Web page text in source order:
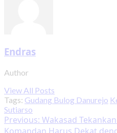
Endras
Author
View All Posts
Tags: Gudang Bulog Danurejo
Sutiarso
Post
Previous: Wakasad